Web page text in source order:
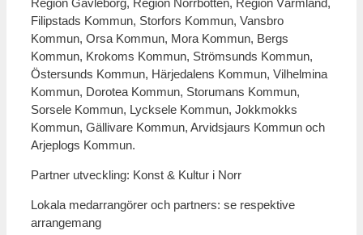
Filipstads Kommun, Storfors Kommun, Vansbro
Kommun, Orsa Kommun, Mora Kommun, Bergs
Kommun, Krokoms Kommun, Strömsunds Kommun,
Östersunds Kommun, Härjedalens Kommun, Vilhelmina
Kommun, Dorotea Kommun, Storumans Kommun,
Sorsele Kommun, Lycksele Kommun, Jokkmokks
Kommun, Gällivare Kommun, Arvidsjaurs Kommun och
Arjeplogs Kommun.
Partner utveckling: Konst & Kultur i Norr
Lokala medarrangörer och partners: se respektive
arrangemang